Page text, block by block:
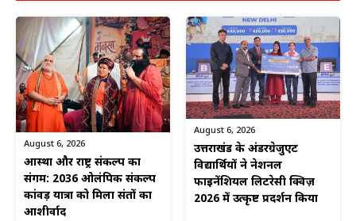
August 6, 2026
आस्था और राष्ट्र संकल्प का
संगम: 2036 ओलंपिक संकल्प
कांवड़ यात्रा को मिला संतों का
आशीर्वाद
August 6, 2026
उत्तराखंड के अंडरग्रेजुएट
विद्यार्थियों ने नेशनल
फाइनेंशियल लिटरेसी क्विज़
2026 में उत्कृष्ट प्रदर्शन किया